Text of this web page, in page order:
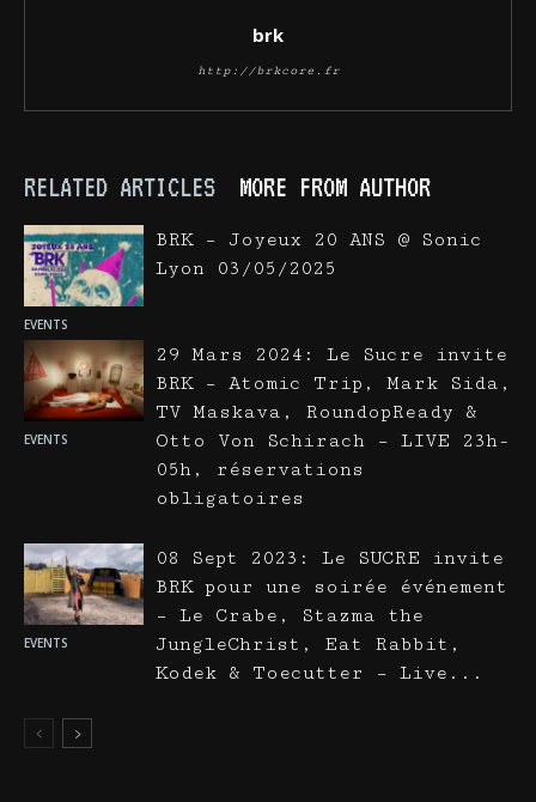
brk
http://brkcore.fr
RELATED ARTICLES MORE FROM AUTHOR
EVENTS
BRK – Joyeux 20 ANS @ Sonic
Lyon 03/05/2025
EVENTS
29 Mars 2024: Le Sucre invite
BRK – Atomic Trip, Mark Sida,
TV Maskava, RoundopReady &
Otto Von Schirach – LIVE 23h-
05h, réservations
obligatoires
EVENTS
08 Sept 2023: Le SUCRE invite
BRK pour une soirée événement
– Le Crabe, Stazma the
JungleChrist, Eat Rabbit,
Kodek & Toecutter – Live...